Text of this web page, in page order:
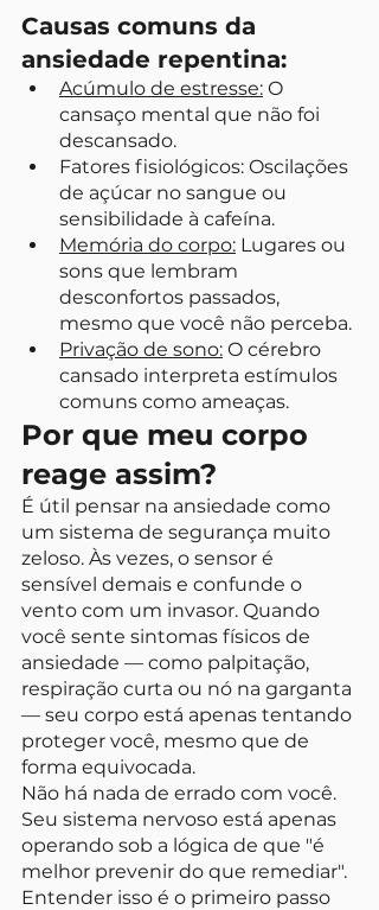
Causas comuns da
ansiedade repentina:
Acúmulo de estresse: O
cansaço mental que não foi
descansado.
Fatores fisiológicos: Oscilações
de açúcar no sangue ou
sensibilidade à cafeína.
Memória do corpo: Lugares ou
sons que lembram
desconfortos passados,
mesmo que você não perceba.
Privação de sono: O cérebro
cansado interpreta estímulos
comuns como ameaças.
Por que meu corpo
reage assim?
É útil pensar na ansiedade como
um sistema de segurança muito
zeloso. Às vezes, o sensor é
sensível demais e confunde o
vento com um invasor. Quando
você sente sintomas físicos de
ansiedade — como palpitação,
respiração curta ou nó na garganta
— seu corpo está apenas tentando
proteger você, mesmo que de
forma equivocada.
Não há nada de errado com você.
Seu sistema nervoso está apenas
operando sob a lógica de que "é
melhor prevenir do que remediar".
Entender isso é o primeiro passo